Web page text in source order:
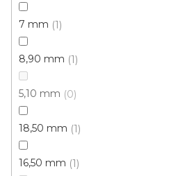
7 mm 1
8,90 mm 1
5,10 mm 0
18,50 mm 1
16,50 mm 1